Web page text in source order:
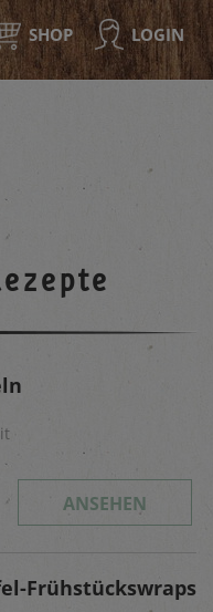
SHOP LOGIN
ANSEHEN
Frühstückswraps